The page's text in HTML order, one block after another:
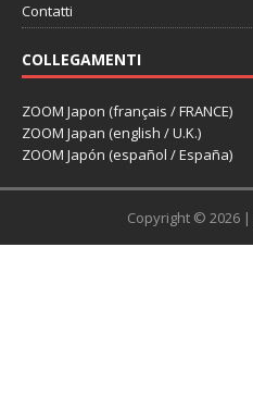
Contatti
COLLEGAMENTI
ZOOM Japon (français / FRANCE)
ZOOM Japan (english / U.K.)
ZOOM Japón (español / España)
Copyright © 2026 |